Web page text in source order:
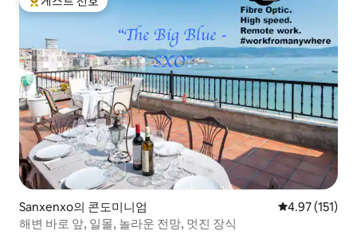
상위 게스트 선호
Sanxenxo의 콘도미니엄 평점 4.97점(5
4.97 (151)
해변 바로 앞, 일몰, 놀라운 전망, 멋진 장식